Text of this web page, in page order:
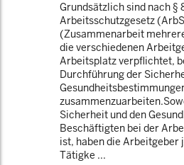
Grundsätzlich sind nach §
Arbeitsschutzgesetz
(Zusammenarbeit
die verschiedenen
Arbeitsplatz verpflichtet,
Durchführung der
Sicherheit und den
Beschäftigten bei der
ist, haben die Arbeitgeber
Tätigke ...